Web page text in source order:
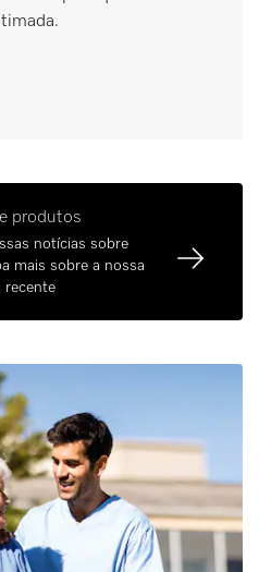
produtos
notícias sobre
mais sobre a nossa
recente